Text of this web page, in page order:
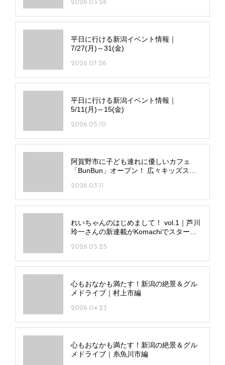
ーバーも
2026.03.26
平日に行ける新潟イベント情報｜
7/27(月)～31(金)
2026.07.26
平日に行ける新潟イベント情報｜
5/11(月)～15(金)
2026.05.10
阿賀野市に子ども連れに優しいカフェ
「BunBun」オープン！ 広々キッズスペ
2026.03.11
れいちゃんのはじめまして！ vol.1｜芦川
玲一さんの新連載がKomachiでスタート
2026.05.25
心もおなかも満たす！新潟の絶景＆グル
メドライブ｜村上市編
2026.04.23
心もおなかも満たす！新潟の絶景＆グル
メドライブ｜糸魚川市編